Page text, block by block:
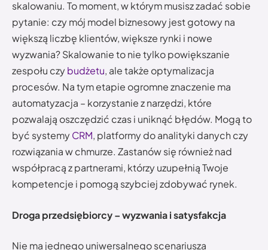
skalowaniu. To moment, w którym musisz zadać sobie
pytanie: czy mój model biznesowy jest gotowy na
większą liczbę klientów, większe rynki i nowe
wyzwania? Skalowanie to nie tylko powiększanie
zespołu czybudżetu, ale także optymalizacja
procesów. Na tym etapie ogromne znaczenie ma
automatyzacja – korzystanie z narzędzi, które
pozwalają oszczędzić czas i uniknąć błędów. Mogą to
być systemyCRM, platformy do analityki danych czy
rozwiązania w chmurze. Zastanów się również nad
współpracą z partnerami, którzy uzupełnią Twoje
kompetencje i pomogą szybciej zdobywać rynek.
Droga przedsiębiorcy – wyzwania i satysfakcja
Nie ma jednego uniwersalnego scenariusza